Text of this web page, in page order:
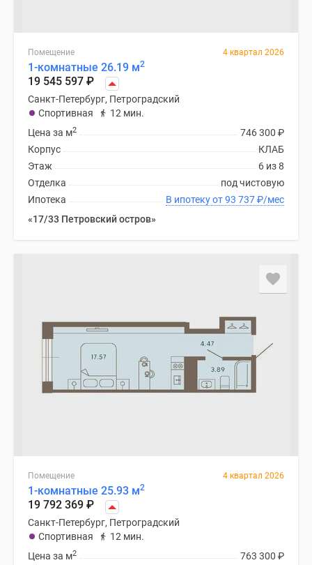
Помещение 4 квартал 2026
1-комнатные 26.19 м2
19 545 597 ₽
Санкт-Петербург, Петроградский
Спортивная
12 мин.
746 300 ₽
Цена за м2
КЛАБ
Корпус
6 из 8
Этаж
под чистовую
Отделка
В ипотеку от 93 737₽/мес
Ипотека
«17/33 Петровский остров»
Помещение 4 квартал 2026
1-комнатные 25.93 м2
19 792 369 ₽
Санкт-Петербург, Петроградский
Спортивная
12 мин.
763 300 ₽
Цена за м2